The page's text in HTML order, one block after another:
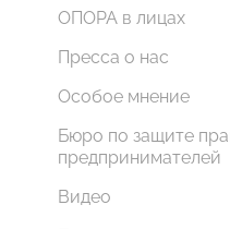
ОПОРА в лицах
Пресса о нас
Особое мнение
Бюро по защите
предпринимателей
Видео